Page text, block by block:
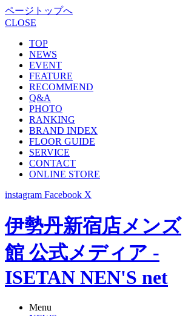
ページトップへ
CLOSE
TOP
NEWS
EVENT
FEATURE
RECOMMEND
Q&A
PHOTO
RANKING
BRAND INDEX
FLOOR GUIDE
SERVICE
CONTACT
ONLINE STORE
instagram Facebook X
伊勢丹新宿店メンズ
館 公式メディア -
ISETAN NEN'S net
Menu